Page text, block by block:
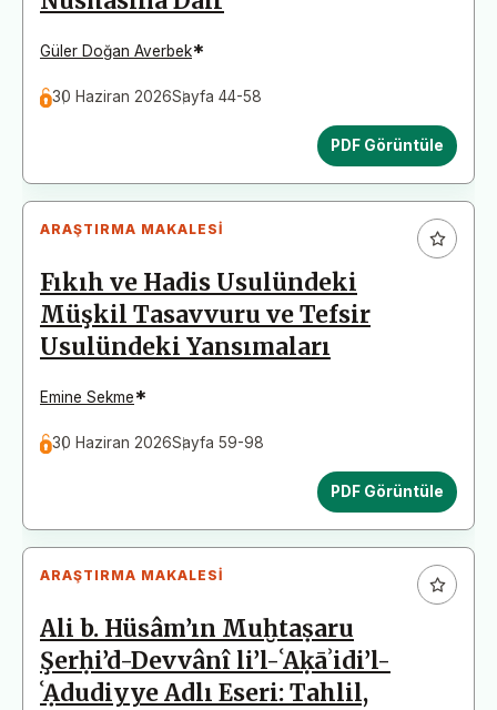
Güler Doğan Averbek*
30 Haziran 2026Sayfa 44-58
PDF Görüntüle
ARAŞTIRMA MAKALESI
Fıkıh ve Hadis Usulündeki
Müşkil Tasavvuru ve Tefsir
Usulündeki Yansımaları
Emine Sekme*
30 Haziran 2026Sayfa 59-98
PDF Görüntüle
ARAŞTIRMA MAKALESI
Ali b. Hüsâm’ın Muḫtaṣaru
Şerḥi’d-Devvânî li’l-ʿAḳāʾidi’l-
ʿẠdudiyye Adlı Eseri: Tahlil,